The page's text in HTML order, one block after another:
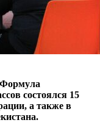
состоялся 15
а также в